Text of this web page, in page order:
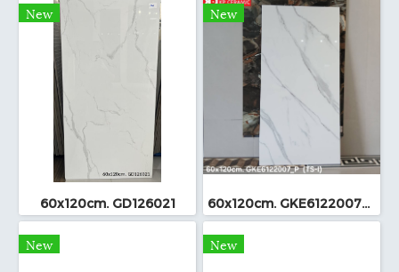
New
60x120cm. GD126021
New
60x120cm. GKE6122007_P (TS-I)
New New